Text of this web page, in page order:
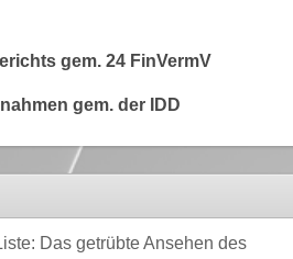
gem. 24 FinVermV
gem. der IDD
Das getrübte Ansehen des